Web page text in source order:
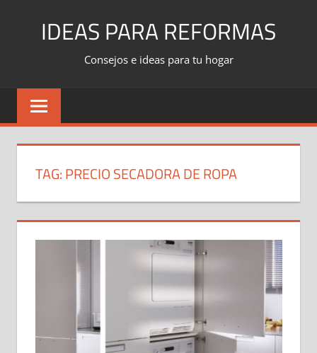
IDEAS PARA REFORMAS
Consejos e ideas para tu hogar
TAG:PRECIO SECADORA DE ROPA